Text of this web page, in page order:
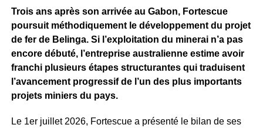
de tonnes de minerai à travers le monde.
Pour le Gabon, cette visite va bien au-delà de la
découverte d’installations industrielles. Elle permet de
mieux mesurer ce que représentera, demain, le
développement de Belinga, actuellement en phase
d’exploration par Fortescue Belinga.
Derrière les chiffres et les machines, l’enjeu concerne
Trois ans après son arrivée au Gabon, Fortescue
poursuit méthodiquement le développement du projet
de fer de Belinga. Si l’exploitation du minerai n’a pas
encore débuté, l’entreprise australienne estime avoir
franchi plusieurs étapes structurantes qui traduisent
l’avancement progressif de l’un des plus importants
projets miniers du pays.
Le 1er juillet 2026, Fortescue a présenté le bilan de ses